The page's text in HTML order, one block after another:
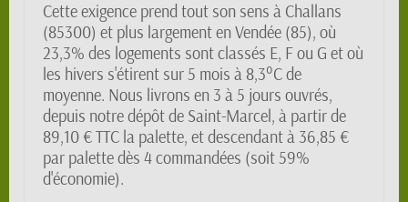
Cette exigence prend tout son sens à Challans
(85300) et plus largement en Vendée (85), où
23,3% des logements sont classés E, F ou G et où
les hivers s'étirent sur 5 mois à 8,3°C de
moyenne. Nous livrons en 3 à 5 jours ouvrés,
depuis notre dépôt de Saint-Marcel, à partir de
89,10 € TTC la palette, et descendant à 36,85 €
par palette dès 4 commandées (soit 59%
d'économie).